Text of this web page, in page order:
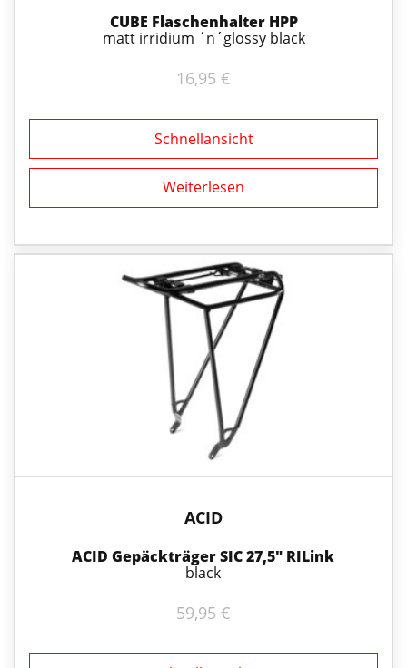
CUBE Flaschenhalter HPP
matt irridium ´n´glossy black
16,95€
Schnellansicht
Weiterlesen
ACID
ACID Gepäckträger SIC 27,5″ RILink
black
59,95 €